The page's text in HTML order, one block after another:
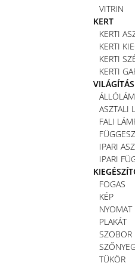
VITRIN
KERT
KERTI
KERTI
KERTI
KERTI
VILÁGÍTÁS
ASZTALI
FALI
IPARI
IPARI
FOGAS
KÉP
NYOMAT
PLAKÁT
SZOBOR
SZŐNYEG
TÜKÖR